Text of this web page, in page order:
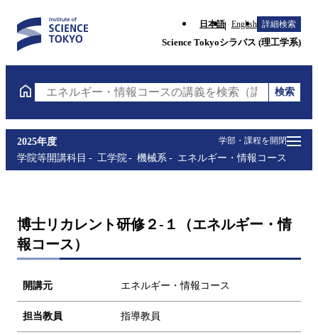
日本語 English 詳細検索
Science Tokyoシラバス (理工学系)
エネルギー・情報コースの講義を検索（講義名・科
検索
学部・課程を開閉
2025年度
学院等開講科目
工学院 機械系 エネルギー・情報コース
博士リカレント研修２-１（エネルギー・情
報コース）
開講元 エネルギー・情報コース
担当教員 指導教員